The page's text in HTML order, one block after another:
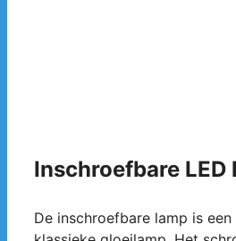
Inschroefbare LED
De inschroefbare lamp is